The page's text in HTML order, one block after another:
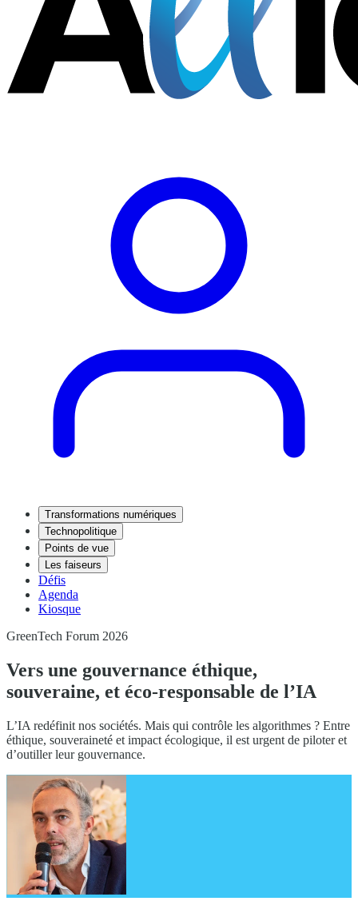
Transformations numériques
Technopolitique
Points de vue
Les faiseurs
Défis
Agenda
Kiosque
GreenTech Forum 2026
Vers une gouvernance éthique,
souveraine, et éco-responsable de l’IA
L’IA redéfinit nos sociétés. Mais qui contrôle les algorithmes ? Entre
éthique, souveraineté et impact écologique, il est urgent de piloter et
d’outiller leur gouvernance.